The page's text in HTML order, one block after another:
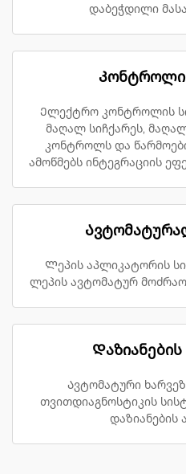
დაბეჭდილი
Ელექტრო კონტროლის
მაღალ სიჩქარეს,
კონტროლს და
ამოწმებს ინტეგრაციის
Ლეპის აპლიკატორის
ლეპის ავტომატურ
Ავტომატური
თვითდიაგნოსტიკის
დაზიანების